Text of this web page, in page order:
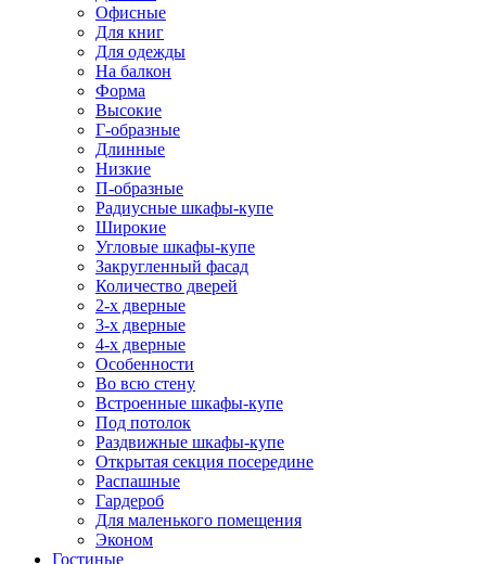
Офисные
Для книг
Для одежды
На балкон
Форма
Высокие
Г-образные
Длинные
Низкие
П-образные
Радиусные шкафы-купе
Широкие
Угловые шкафы-купе
Закругленный фасад
Количество дверей
2-х дверные
3-х дверные
4-х дверные
Особенности
Во всю стену
Встроенные шкафы-купе
Под потолок
Раздвижные шкафы-купе
Открытая секция посередине
Распашные
Гардероб
Для маленького помещения
Эконом
Гостиные